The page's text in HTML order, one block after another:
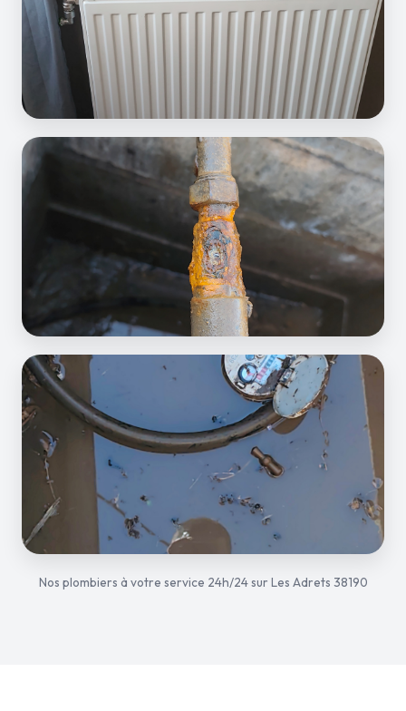
Nos plombiers à votre service 24h/24 sur Les Adrets 38190